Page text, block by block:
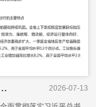
——2026年上半年河南经济形势分析暨全年展望 2026-07-13